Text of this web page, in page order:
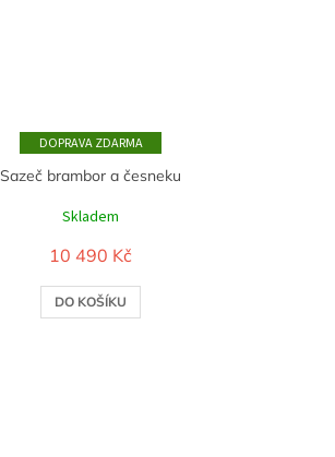
ZDARMA
Sazeč brambor a česneku
Skladem
10 490 Kč
DO KOŠÍKU